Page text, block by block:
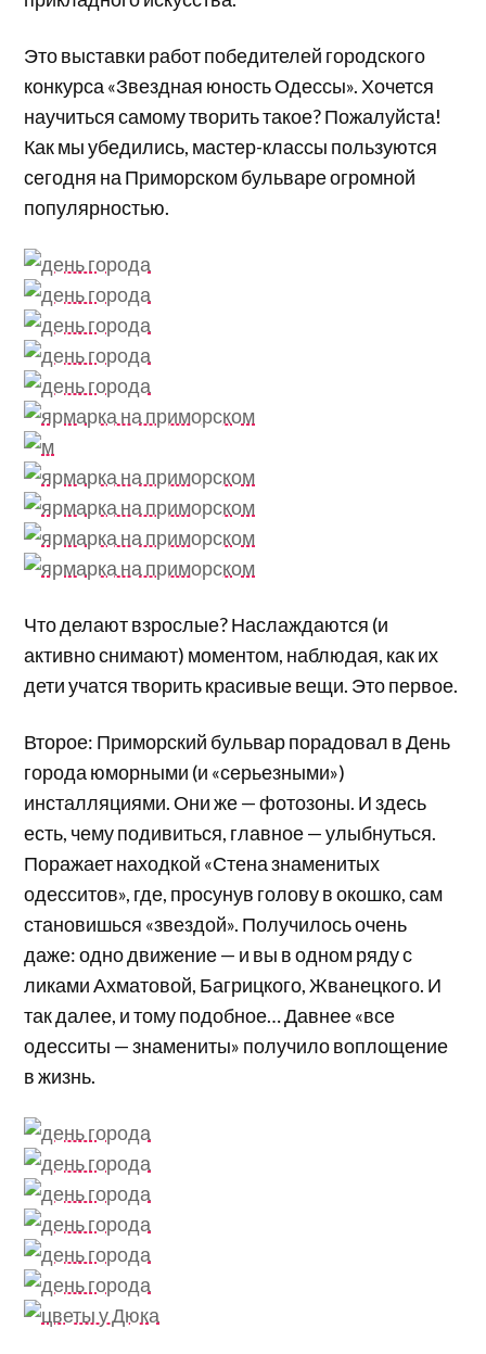
Это выставки работ победителей городского
конкурса «Звездная юность Одессы». Хочется
научиться самому творить такое? Пожалуйста!
Как мы убедились, мастер-классы пользуются
сегодня на Приморском бульваре огромной
популярностью.
Что делают взрослые? Наслаждаются (и
активно снимают) моментом, наблюдая, как их
дети учатся творить красивые вещи. Это первое.
Второе: Приморский бульвар порадовал в День
города юморными (и «серьезными»)
инсталляциями. Они же — фотозоны. И здесь
есть, чему подивиться, главное — улыбнуться.
Поражает находкой «Стена знаменитых
одесситов», где, просунув голову в окошко, сам
становишься «звездой». Получилось очень
даже: одно движение — и вы в одном ряду с
ликами Ахматовой, Багрицкого, Жванецкого. И
так далее, и тому подобное… Давнее «все
одесситы — знамениты» получило воплощение
в жизнь.